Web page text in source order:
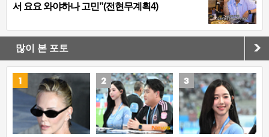
서 요요 와야하나 고민”(전현무계획4)
많이 본 포토